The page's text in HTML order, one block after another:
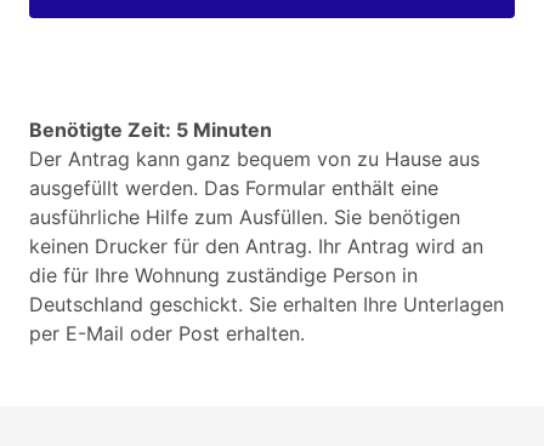
Benötigte Zeit: 5 Minuten
Der Antrag kann ganz bequem von zu Hause aus
ausgefüllt werden. Das Formular enthält eine
ausführliche Hilfe zum Ausfüllen. Sie benötigen
keinen Drucker für den Antrag. Ihr Antrag wird an
die für Ihre Wohnung zuständige Person in
Deutschland geschickt. Sie erhalten Ihre Unterlagen
per E-Mail oder Post erhalten.